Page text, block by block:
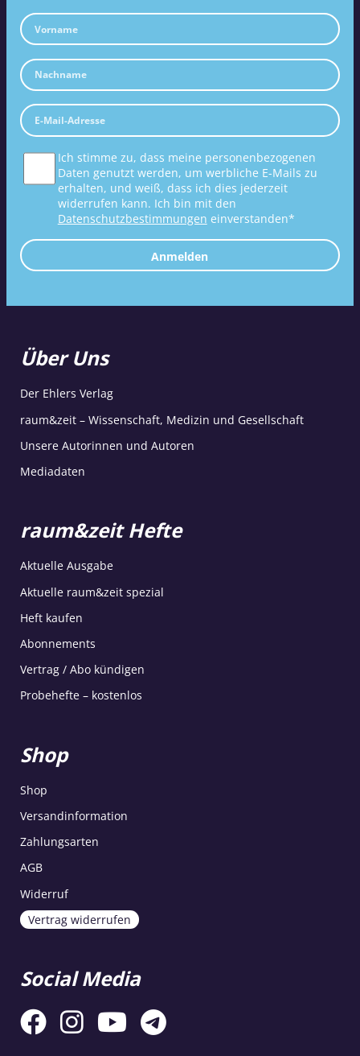
Ich stimme zu, dass meine personenbezogenen
Daten genutzt werden, um werbliche E-Mails zu
erhalten, und weiß, dass ich dies jederzeit
widerrufen kann. Ich bin mit den
Datenschutzbestimmungen einverstanden*
Anmelden
Über Uns
Der Ehlers Verlag
raum&zeit – Wissenschaft, Medizin und Gesellschaft
Unsere Autorinnen und Autoren
Mediadaten
raum&zeit Hefte
Aktuelle Ausgabe
Aktuelle raum&zeit spezial
Heft kaufen
Abonnements
Vertrag / Abo kündigen
Probehefte – kostenlos
Shop
Shop
Versandinformation
Zahlungsarten
AGB
Widerruf
Vertrag widerrufen
Social Media